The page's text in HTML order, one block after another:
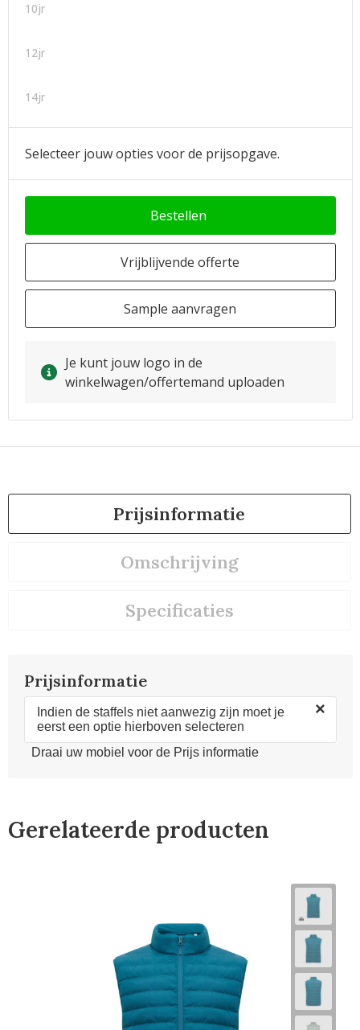
10jr
12jr
14jr
Selecteer jouw opties voor de prijsopgave.
Bestellen
Vrijblijvende offerte
Sample aanvragen
Je kunt jouw logo in de
winkelwagen/offertemand uploaden
Prijsinformatie
Omschrijving
Specificaties
Prijsinformatie
Indien de staffels niet aanwezig zijn moet je
eerst een optie hierboven selecteren
×
Draai uw mobiel voor de Prijs informatie
Gerelateerde producten